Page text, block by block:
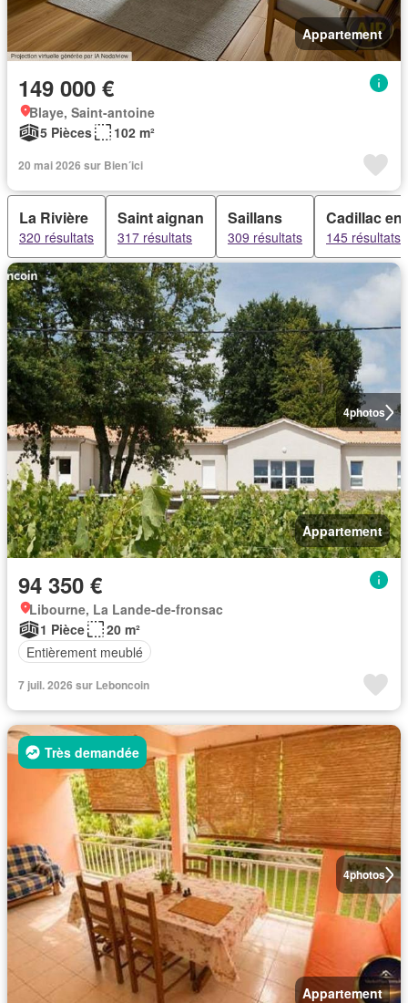
Appartement
149 000 €
Blaye, Saint-antoine
5 Pièces
102 m²
20 mai 2026 sur Bien´ici
La Rivière
320 résultats
Saint aignan
317 résultats
Saillans
309 résultats
Cadillac
145 résultats
4photos
Appartement
94 350 €
Libourne, La Lande-de-fronsac
1 Pièce
20 m²
Entièrement meublé
7 juil. 2026 sur Leboncoin
4photos
Très demandée
Appartement